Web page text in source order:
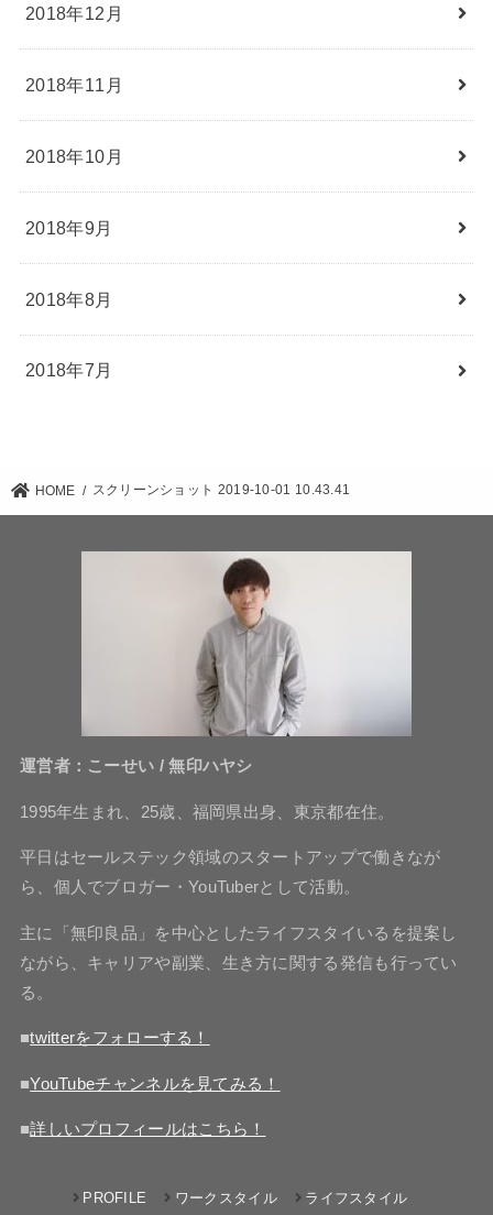
2018年12月
2018年11月
2018年10月
2018年9月
2018年8月
2018年7月
HOME スクリーンショット 2019-10-01 10.43.41
運営者：こーせい / 無印ハヤシ
1995年生まれ、25歳、福岡県出身、東京都在住。
平日はセールステック領域のスタートアップで働きなが
ら、個人でブロガー・YouTuberとして活動。
主に「無印良品」を中心としたライフスタイいるを提案し
ながら、キャリアや副業、生き方に関する発信も行ってい
る。
■twitterをフォローする！
■YouTubeチャンネルを見てみる！
■詳しいプロフィールはこちら！
PROFILE ワークスタイル ライフスタイル